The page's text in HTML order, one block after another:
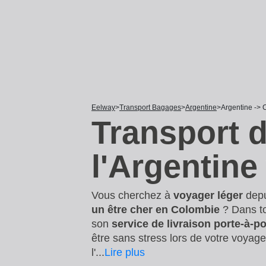
Eelway Transport Bagages Argentine Argentine ->
Transport
l'Argentine
Vous cherchez à voyager léger
un être cher en Colombie ? Dans
son service de livraison porte-à-
être sans stress lors de votre
l'...Lire plus